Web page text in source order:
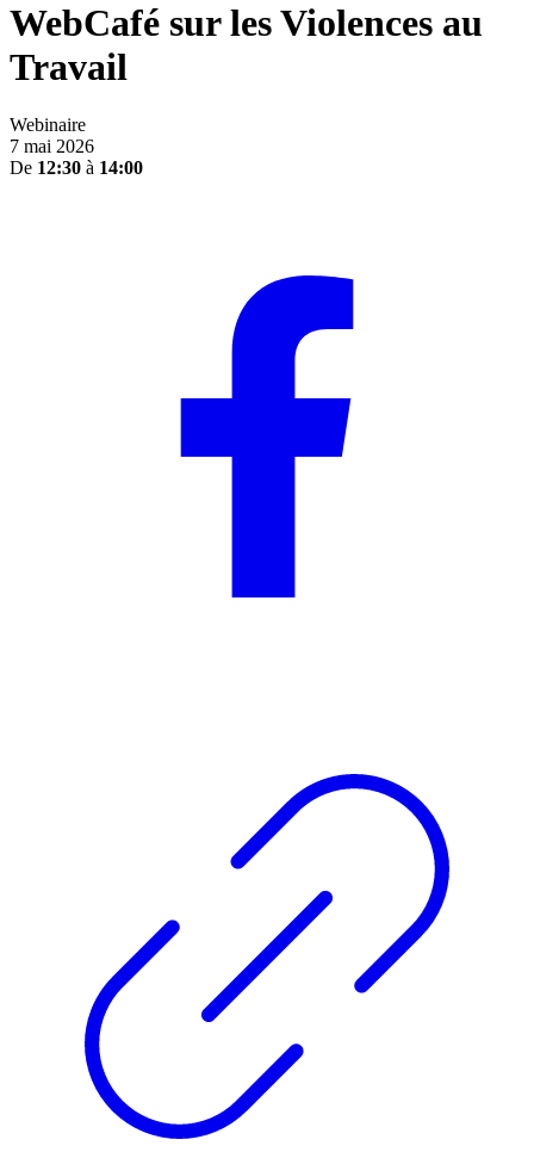
WebCafé sur les Violences au
Travail
Webinaire
7 mai 2026
De 12:30 à 14:00